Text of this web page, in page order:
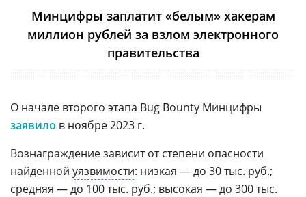
Минцифры заплатит «белым» хакерам
миллион рублей за взлом электронного
правительства
О начале второго этапа Bug Bounty Минцифры
заявило в ноябре 2023 г.
Вознаграждение зависит от степени опасности
найденной уязвимости: низкая — до 30 тыс. руб.;
средняя — до 100 тыс. руб.; высокая — до 300 тыс.